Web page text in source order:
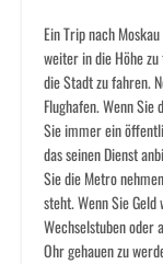
Ein Trip nach
weiter in die Höhe
die Stadt zu fahren.
Flughafen. Wenn
Sie immer ein
das seinen Dienst
Sie die Metro
steht. Wenn Sie
Wechselstuben
Ohr gehauen zu